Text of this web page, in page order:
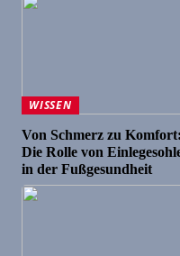
WISSEN
Von Schmerz zu Komfort:
Die Rolle von
in der Fußgesundheit